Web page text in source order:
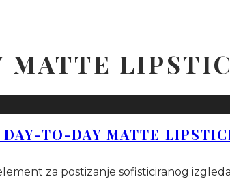
MATTE
DAY-TO-DAY MATTE
za postizanje sofisticiranog